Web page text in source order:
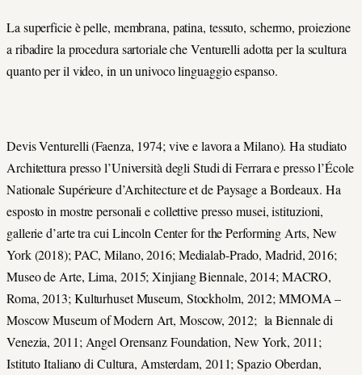
La superficie è pelle, membrana, patina, tessuto, schermo, proiezione
a ribadire la procedura sartoriale che Venturelli adotta per la scultura
quanto per il video, in un univoco linguaggio espanso.
Devis Venturelli (Faenza, 1974; vive e lavora a Milano). Ha studiato
Architettura presso l’Università degli Studi di Ferrara e presso l’École
Nationale Supérieure d’Architecture et de Paysage a Bordeaux. Ha
esposto in mostre personali e collettive presso musei, istituzioni,
gallerie d’arte tra cui Lincoln Center for the Performing Arts, New
York (2018); PAC, Milano, 2016; Medialab-Prado, Madrid, 2016;
Museo de Arte, Lima, 2015; Xinjiang Biennale, 2014; MACRO,
Roma, 2013; Kulturhuset Museum, Stockholm, 2012; MMOMA –
Moscow Museum of Modern Art, Moscow, 2012; la Biennale di
Venezia, 2011; Angel Orensanz Foundation, New York, 2011;
Istituto Italiano di Cultura, Amsterdam, 2011; Spazio Oberdan,